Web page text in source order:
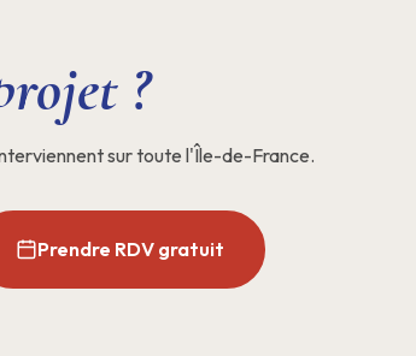
?
sur toute l'Île-de-France.
Prendre RDV gratuit